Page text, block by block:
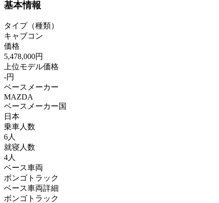
基本情報
タイプ（種類）
キャブコン
価格
5,478,000円
上位モデル価格
-円
ベースメーカー
MAZDA
ベースメーカー国
日本
乗車人数
6人
就寝人数
4人
ベース車両
ボンゴトラック
ベース車両詳細
ボンゴトラック